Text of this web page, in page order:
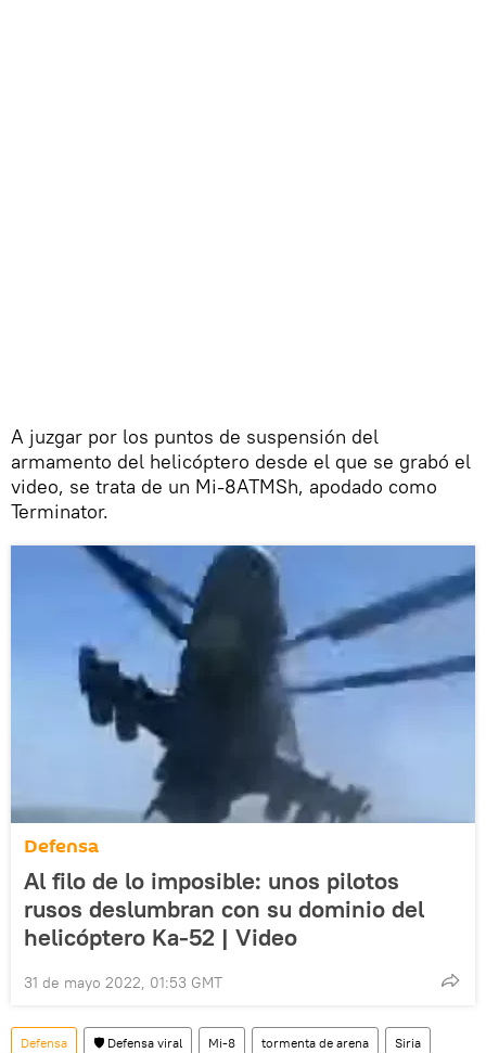
A juzgar por los puntos de suspensión del
armamento del helicóptero desde el que se grabó el
video, se trata de un Mi-8ATMSh, apodado como
Terminator.
Defensa
Al filo de lo imposible: unos pilotos
rusos deslumbran con su dominio del
helicóptero Ka-52 | Video
31 de mayo 2022, 01:53 GMT
Defensa 🛡️ Defensa viral Mi-8 tormenta de arena Siria